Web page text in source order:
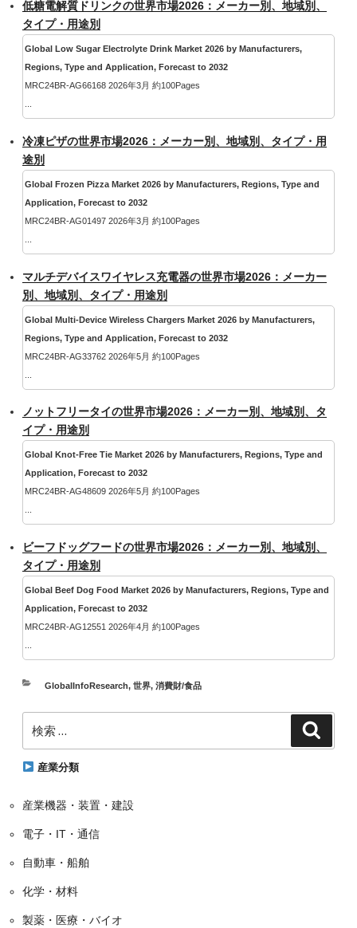
低糖電解質ドリンクの世界市場2026：メーカー別、地域別、
タイプ・用途別
Global Low Sugar Electrolyte Drink Market 2026 by Manufacturers,
Regions, Type and Application, Forecast to 2032
MRC24BR-AG66168 2026年3月 約100Pages
冷凍ピザの世界市場2026：メーカー別、地域別、タイプ・用
途別
Global Frozen Pizza Market 2026 by Manufacturers, Regions, Type and
Application, Forecast to 2032
MRC24BR-AG01497 2026年3月 約100Pages
マルチデバイスワイヤレス充電器の世界市場2026：メーカー
別、地域別、タイプ・用途別
Global Multi-Device Wireless Chargers Market 2026 by Manufacturers,
Regions, Type and Application, Forecast to 2032
MRC24BR-AG33762 2026年5月 約100Pages
ノットフリータイの世界市場2026：メーカー別、地域別、タ
イプ・用途別
Global Knot-Free Tie Market 2026 by Manufacturers, Regions, Type and
Application, Forecast to 2032
MRC24BR-AG48609 2026年5月 約100Pages
ビーフドッグフードの世界市場2026：メーカー別、地域別、
タイプ・用途別
Global Beef Dog Food Market 2026 by Manufacturers, Regions, Type and
Application, Forecast to 2032
MRC24BR-AG12551 2026年4月 約100Pages
カ
リ
GlobalInfoResearch, 世界, 消費財/食品
索:
産業分類
産業機器・装置・建設
電子・IT・通信
自動車・船舶
化学・材料
製薬・医療・バイオ